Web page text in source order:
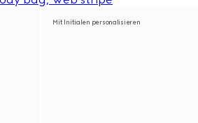
Mit Initialen personalisieren